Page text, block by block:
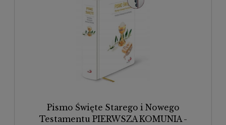
Pismo Święte Starego i Nowego
Testamentu PIERWSZA KOMUNIA -